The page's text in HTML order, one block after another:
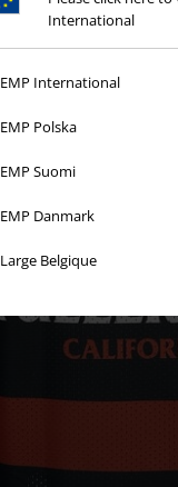
International
EMP International
EMP Polska
EMP Suomi
EMP Danmark
Large Belgique